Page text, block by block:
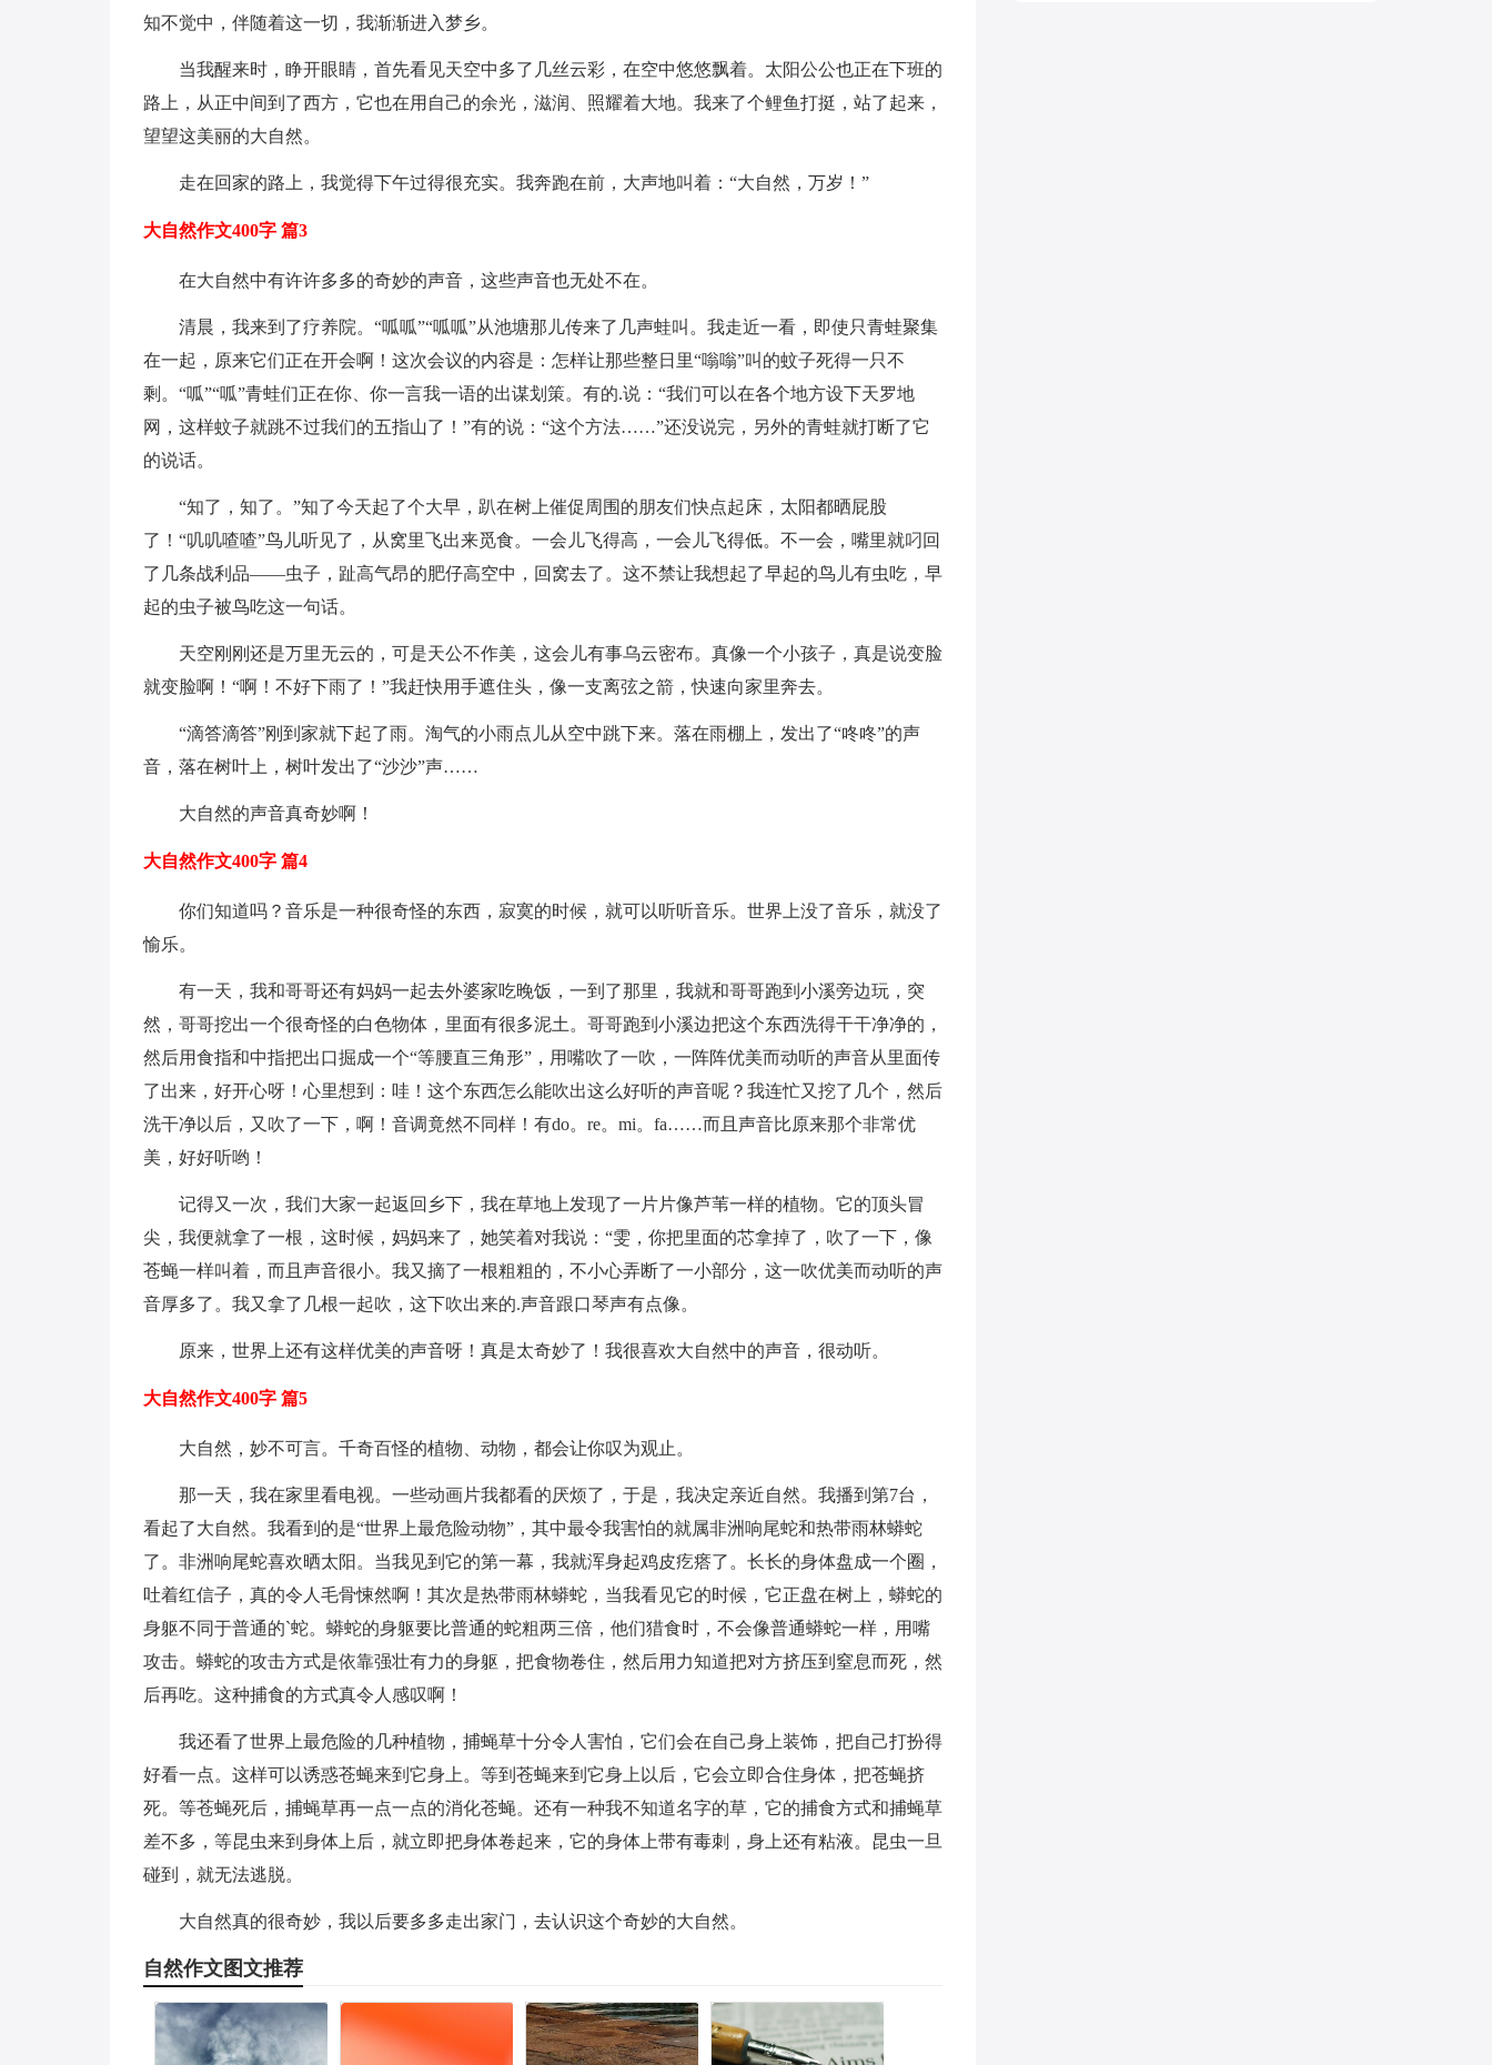
知不觉中，伴随着这一切，我渐渐进入梦乡。
当我醒来时，睁开眼睛，首先看见天空中多了几丝云彩，在空中悠悠飘着。太阳公公也正在下班的
路上，从正中间到了西方，它也在用自己的余光，滋润、照耀着大地。我来了个鲤鱼打挺，站了起来，
望望这美丽的大自然。
走在回家的路上，我觉得下午过得很充实。我奔跑在前，大声地叫着：“大自然，万岁！”
大自然作文400字 篇3
在大自然中有许许多多的奇妙的声音，这些声音也无处不在。
清晨，我来到了疗养院。“呱呱”“呱呱”从池塘那儿传来了几声蛙叫。我走近一看，即使只青蛙聚集
在一起，原来它们正在开会啊！这次会议的内容是：怎样让那些整日里“嗡嗡”叫的蚊子死得一只不
剩。“呱”“呱”青蛙们正在你、你一言我一语的出谋划策。有的.说：“我们可以在各个地方设下天罗地
网，这样蚊子就跳不过我们的五指山了！”有的说：“这个方法……”还没说完，另外的青蛙就打断了它
的说话。
“知了，知了。”知了今天起了个大早，趴在树上催促周围的朋友们快点起床，太阳都晒屁股
了！“叽叽喳喳”鸟儿听见了，从窝里飞出来觅食。一会儿飞得高，一会儿飞得低。不一会，嘴里就叼回
了几条战利品——虫子，趾高气昂的肥仔高空中，回窝去了。这不禁让我想起了早起的鸟儿有虫吃，早
起的虫子被鸟吃这一句话。
天空刚刚还是万里无云的，可是天公不作美，这会儿有事乌云密布。真像一个小孩子，真是说变脸
就变脸啊！“啊！不好下雨了！”我赶快用手遮住头，像一支离弦之箭，快速向家里奔去。
“滴答滴答”刚到家就下起了雨。淘气的小雨点儿从空中跳下来。落在雨棚上，发出了“咚咚”的声
音，落在树叶上，树叶发出了“沙沙”声……
大自然的声音真奇妙啊！
大自然作文400字 篇4
你们知道吗？音乐是一种很奇怪的东西，寂寞的时候，就可以听听音乐。世界上没了音乐，就没了
愉乐。
有一天，我和哥哥还有妈妈一起去外婆家吃晚饭，一到了那里，我就和哥哥跑到小溪旁边玩，突
然，哥哥挖出一个很奇怪的白色物体，里面有很多泥土。哥哥跑到小溪边把这个东西洗得干干净净的，
然后用食指和中指把出口掘成一个“等腰直三角形”，用嘴吹了一吹，一阵阵优美而动听的声音从里面传
了出来，好开心呀！心里想到：哇！这个东西怎么能吹出这么好听的声音呢？我连忙又挖了几个，然后
洗干净以后，又吹了一下，啊！音调竟然不同样！有do。re。mi。fa……而且声音比原来那个非常优
美，好好听哟！
记得又一次，我们大家一起返回乡下，我在草地上发现了一片片像芦苇一样的植物。它的顶头冒
尖，我便就拿了一根，这时候，妈妈来了，她笑着对我说：“雯，你把里面的芯拿掉了，吹了一下，像
苍蝇一样叫着，而且声音很小。我又摘了一根粗粗的，不小心弄断了一小部分，这一吹优美而动听的声
音厚多了。我又拿了几根一起吹，这下吹出来的.声音跟口琴声有点像。
原来，世界上还有这样优美的声音呀！真是太奇妙了！我很喜欢大自然中的声音，很动听。
大自然作文400字 篇5
大自然，妙不可言。千奇百怪的植物、动物，都会让你叹为观止。
那一天，我在家里看电视。一些动画片我都看的厌烦了，于是，我决定亲近自然。我播到第7台，
看起了大自然。我看到的是“世界上最危险动物”，其中最令我害怕的就属非洲响尾蛇和热带雨林蟒蛇
了。非洲响尾蛇喜欢晒太阳。当我见到它的第一幕，我就浑身起鸡皮疙瘩了。长长的身体盘成一个圈，
吐着红信子，真的令人毛骨悚然啊！其次是热带雨林蟒蛇，当我看见它的时候，它正盘在树上，蟒蛇的
身躯不同于普通的`蛇。蟒蛇的身躯要比普通的蛇粗两三倍，他们猎食时，不会像普通蟒蛇一样，用嘴
攻击。蟒蛇的攻击方式是依靠强壮有力的身躯，把食物卷住，然后用力知道把对方挤压到窒息而死，然
后再吃。这种捕食的方式真令人感叹啊！
我还看了世界上最危险的几种植物，捕蝇草十分令人害怕，它们会在自己身上装饰，把自己打扮得
好看一点。这样可以诱惑苍蝇来到它身上。等到苍蝇来到它身上以后，它会立即合住身体，把苍蝇挤
死。等苍蝇死后，捕蝇草再一点一点的消化苍蝇。还有一种我不知道名字的草，它的捕食方式和捕蝇草
差不多，等昆虫来到身体上后，就立即把身体卷起来，它的身体上带有毒刺，身上还有粘液。昆虫一旦
碰到，就无法逃脱。
大自然真的很奇妙，我以后要多多走出家门，去认识这个奇妙的大自然。
自然作文图文推荐